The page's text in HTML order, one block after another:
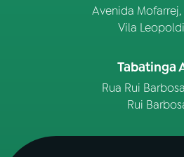
Avenida Mofarrej,
Vila
Tabatinga
Rua Rui
Rui